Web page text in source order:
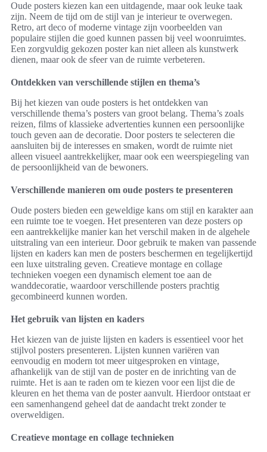
Oude posters kiezen kan een uitdagende, maar ook leuke taak
zijn. Neem de tijd om de stijl van je interieur te overwegen.
Retro, art deco of moderne vintage zijn voorbeelden van
populaire stijlen die goed kunnen passen bij veel woonruimtes.
Een zorgvuldig gekozen poster kan niet alleen als kunstwerk
dienen, maar ook de sfeer van de ruimte verbeteren.
Ontdekken van verschillende stijlen en thema’s
Bij het kiezen van oude posters is het ontdekken van
verschillende thema’s posters van groot belang. Thema’s zoals
reizen, films of klassieke advertenties kunnen een persoonlijke
touch geven aan de decoratie. Door posters te selecteren die
aansluiten bij de interesses en smaken, wordt de ruimte niet
alleen visueel aantrekkelijker, maar ook een weerspiegeling van
de persoonlijkheid van de bewoners.
Verschillende manieren om oude posters te presenteren
Oude posters bieden een geweldige kans om stijl en karakter aan
een ruimte toe te voegen. Het presenteren van deze posters op
een aantrekkelijke manier kan het verschil maken in de algehele
uitstraling van een interieur. Door gebruik te maken van passende
lijsten en kaders kan men de posters beschermen en tegelijkertijd
een luxe uitstraling geven. Creatieve montage en collage
technieken voegen een dynamisch element toe aan de
wanddecoratie, waardoor verschillende posters prachtig
gecombineerd kunnen worden.
Het gebruik van lijsten en kaders
Het kiezen van de juiste lijsten en kaders is essentieel voor het
stijlvol posters presenteren. Lijsten kunnen variëren van
eenvoudig en modern tot meer uitgesproken en vintage,
afhankelijk van de stijl van de poster en de inrichting van de
ruimte. Het is aan te raden om te kiezen voor een lijst die de
kleuren en het thema van de poster aanvult. Hierdoor ontstaat er
een samenhangend geheel dat de aandacht trekt zonder te
overweldigen.
Creatieve montage en collage technieken